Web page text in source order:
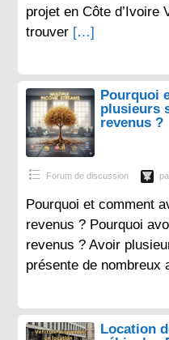
projet en Côte d’Ivoire
trouver […]
Pourquoi
plusieurs
revenus ?
Forum de discussion
Pourquoi et comment
revenus ? Pourquoi
revenus ? Avoir
présente de nombreux
Location